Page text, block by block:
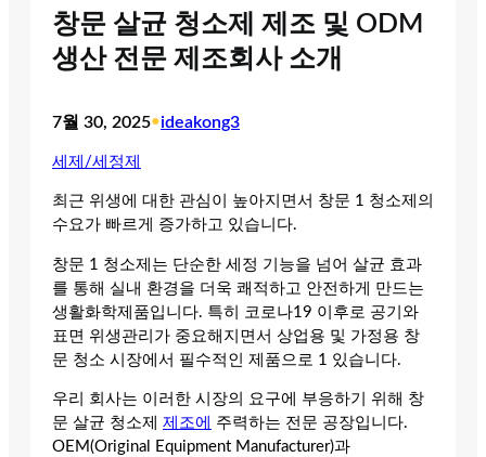
창문 살균 청소제 제조 및 ODM
생산 전문 제조회사 소개
7월 30, 2025•ideakong3
세제/세정제
최근 위생에 대한 관심이 높아지면서 창문 1 청소제의
수요가 빠르게 증가하고 있습니다.
창문 1 청소제는 단순한 세정 기능을 넘어 살균 효과
를 통해 실내 환경을 더욱 쾌적하고 안전하게 만드는
생활화학제품입니다. 특히 코로나19 이후로 공기와
표면 위생관리가 중요해지면서 상업용 및 가정용 창
문 청소 시장에서 필수적인 제품으로 1 있습니다.
우리 회사는 이러한 시장의 요구에 부응하기 위해 창
문 살균 청소제 제조에
주력하는 전문 공장입니다.
OEM(Original Equipment Manufacturer)과